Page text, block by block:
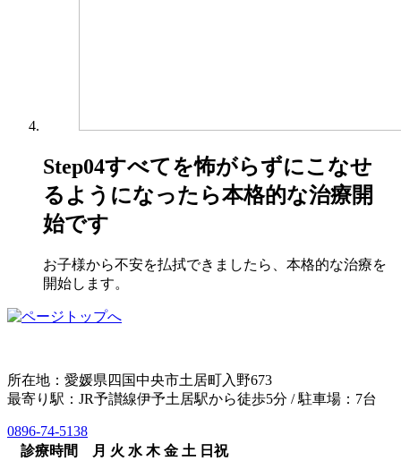
Step04すべてを怖がらずにこなせ
るようになったら本格的な治療開
始です
お子様から不安を払拭できましたら、本格的な治療を
開始します。
所在地：愛媛県四国中央市土居町入野673
最寄り駅：JR予讃線伊予土居駅から徒歩5分 / 駐車場：7台
0896-74-5138
診療時間
月 火 水 木 金 土 日祝